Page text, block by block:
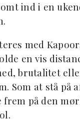
ind i en
med
en vis
brutalitet
Som at stå på
frem på den